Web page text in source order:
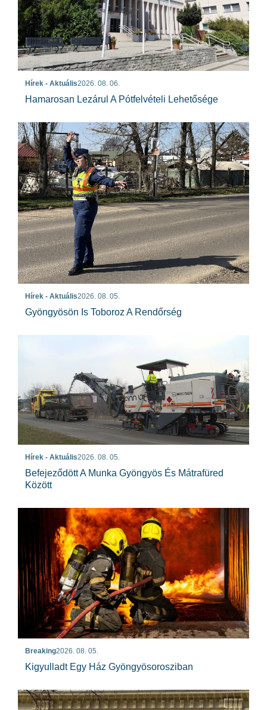
Hírek - Aktuális2026. 08. 06.
Hamarosan Lezárul A Pótfelvételi Lehetősége
Hírek - Aktuális2026. 08. 05.
Gyöngyösön Is Toboroz A Rendőrség
Hírek - Aktuális2026. 08. 05.
Befejeződött A Munka Gyöngyös És Mátrafüred
Között
Breaking2026. 08. 05.
Kigyulladt Egy Ház Gyöngyösorosziban